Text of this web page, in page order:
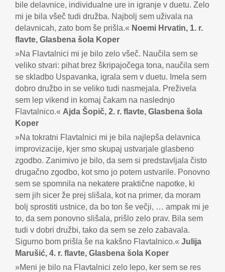
bile delavnice, individualne ure in igranje v duetu. Zelo
mi je bila všeč tudi družba. Najbolj sem uživala na
delavnicah, zato bom še prišla.« Noemi Hrvatin, 1. r.
flavte, Glasbena šola Koper
»Na Flavtalnici mi je bilo zelo všeč. Naučila sem se
veliko stvari: pihat brez škripajočega tona, naučila sem
se skladbo Uspavanka, igrala sem v duetu. Imela sem
dobro družbo in se veliko tudi nasmejala. Preživela
sem lep vikend in komaj čakam na naslednjo
Flavtalnico.« Ajda Šopič, 2. r. flavte, Glasbena šola
Koper
»Na tokratni Flavtalnici mi je bila najlepša delavnica
improvizacije, kjer smo skupaj ustvarjale glasbeno
zgodbo. Zanimivo je bilo, da sem si predstavljala čisto
drugačno zgodbo, kot smo jo potem ustvarile. Ponovno
sem se spomnila na nekatere praktične napotke, ki
sem jih sicer že prej slišala, kot na primer, da moram
bolj sprostiti ustnice, da bo ton še večji, … ampak mi je
to, da sem ponovno slišala, prišlo zelo prav. Bila sem
tudi v dobri družbi, tako da sem se zelo zabavala.
Sigurno bom prišla še na kakšno Flavtalnico.« Julija
Marušić, 4. r. flavte, Glasbena šola Koper
»Meni je bilo na Flavtalnici zelo lepo, ker sem se res